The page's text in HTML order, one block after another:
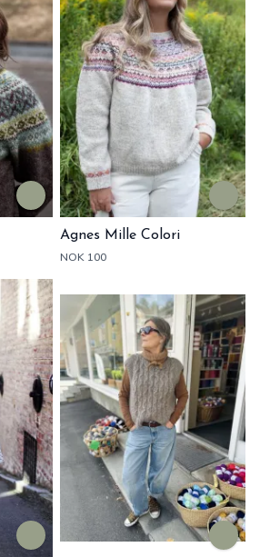
Agnes Mille Colori
NOK 100